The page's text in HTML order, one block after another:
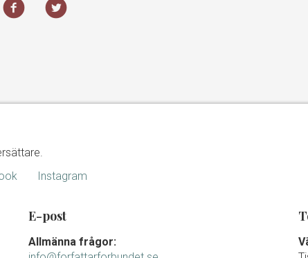
Instagram
E-post
Allmänna frågor: